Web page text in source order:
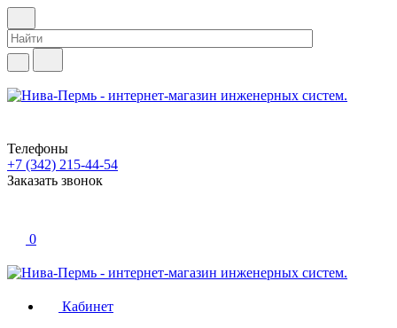
Телефоны
+7 (342) 215-44-54
Заказать звонок
0
Кабинет